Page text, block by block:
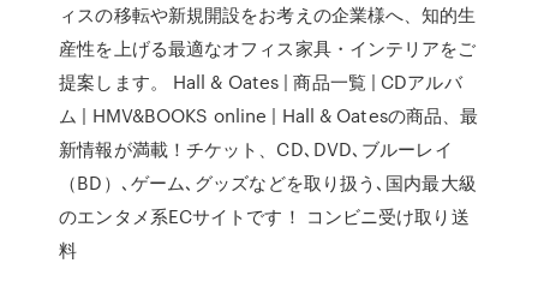
ィスの移転や新規開設をお考えの企業様へ、知的生
産性を上げる最適なオフィス家具・インテリアをご
提案します。 Hall & Oates | 商品一覧 | CDアルバ
ム | HMV&BOOKS online | Hall & Oatesの商品、最
新情報が満載！チケット、CD､DVD､ブルーレイ
（BD）､ゲーム､グッズなどを取り扱う､国内最大級
のエンタメ系ECサイトです！ コンビニ受け取り送
料